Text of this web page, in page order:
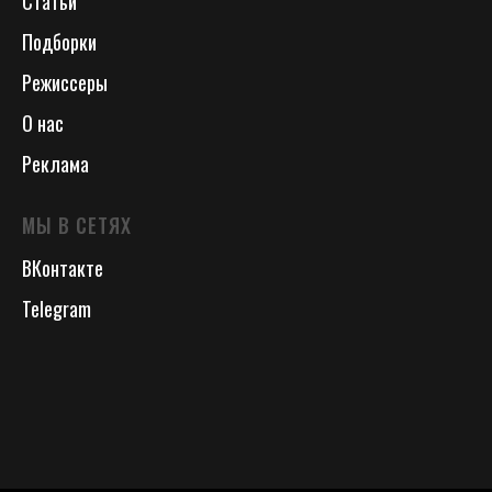
Подборки
Режиссеры
О нас
Реклама
МЫ В СЕТЯХ
ВКонтакте
Telegram